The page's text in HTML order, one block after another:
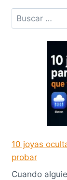
Buscar:
10 joyas
probar
Cuando